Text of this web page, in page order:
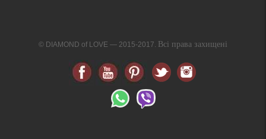
© DIAMOND of LOVE — 2015-2017. Всі права захищені